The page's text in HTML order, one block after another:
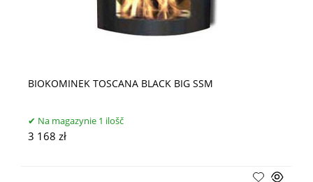
BIOKOMINEK TOSCANA BLACK BIG SSM
Na magazynie 1 ilošč
3 168 zł